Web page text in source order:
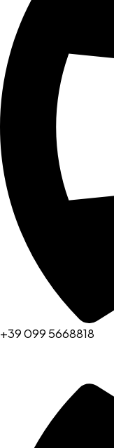
+39 099 5668818